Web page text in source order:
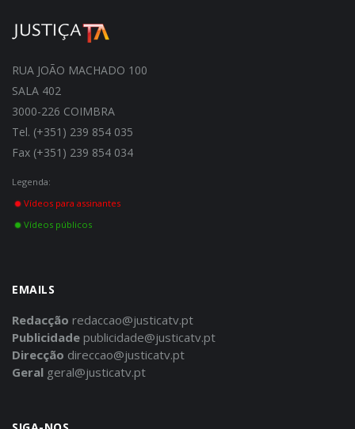
RUA JOÃO MACHADO 100
SALA 402
3000-226 COIMBRA
Tel. (+351) 239 854 035
Fax (+351) 239 854 034
Legenda:
Vídeos para assinantes
Vídeos públicos
EMAILS
Redacção redaccao@justicatv.pt
Publicidade publicidade@justicatv.pt
Direcção direccao@justicatv.pt
Geral geral@justicatv.pt